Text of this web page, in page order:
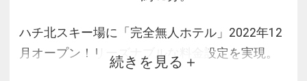
ハチ北スキー場に「完全無人ホテル」2022年12
月オープン！リーズナブルな料金設定を実現。
お仲間と気兼ねなくお楽しみ下さい。
続きを見る